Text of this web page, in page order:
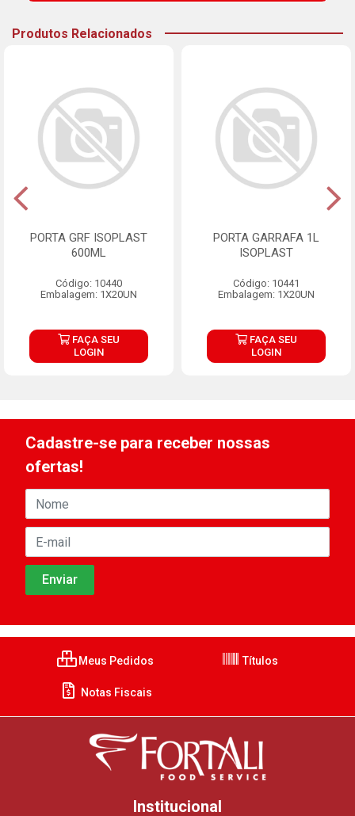
Produtos Relacionados
PORTA GRF ISOPLAST
600ML
Código: 10440
Embalagem: 1X20UN
FAÇA SEU
LOGIN
PORTA GARRAFA 1L
ISOPLAST
Código: 10441
Embalagem: 1X20UN
FAÇA SEU
LOGIN
Cadastre-se para receber nossas
ofertas!
Meus Pedidos Títulos
Notas Fiscais
Institucional